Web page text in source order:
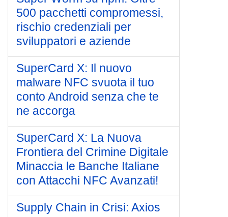
500 pacchetti compromessi,
rischio credenziali per
sviluppatori e aziende
SuperCard X: Il nuovo
malware NFC svuota il tuo
conto Android senza che te
ne accorga
SuperCard X: La Nuova
Frontiera del Crimine Digitale
Minaccia le Banche Italiane
con Attacchi NFC Avanzati!
Supply Chain in Crisi: Axios